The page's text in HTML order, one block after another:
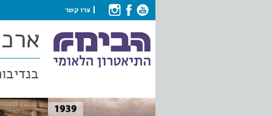
צרו קשר